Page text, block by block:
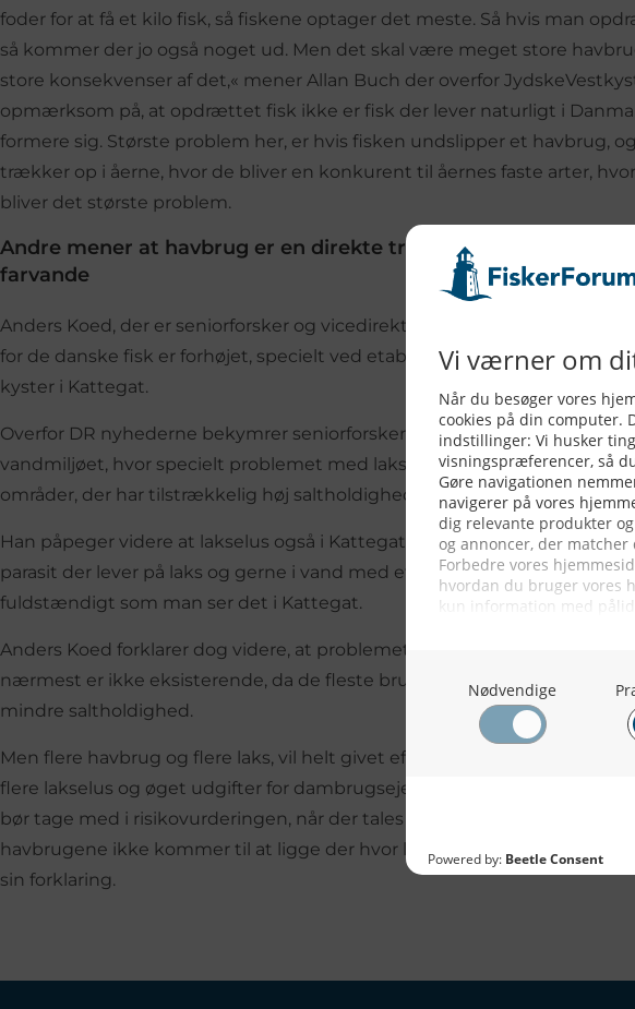
foder for at få et kilo fisk, så fiskene optager det meste. Så hvis man
så kommer der jo også noget ud. Men det skal være meget store
store konsekvenser af det,« mener Allan Buch der overfor
opmærksom på, at opdrættet fisk ikke er fisk der lever naturligt i
formere sig. Største problem her, er hvis fisken undslipper et havbrug,
trækker op i åerne, hvor de bliver en konkurent til åernes faste arter,
bliver det største problem.
Andre mener at havbrug er en direkte trussel mod fiskene i de
farvande
Anders Koed, der er seniorforsker og vicedirektør for DTU Aqua, mener
for de danske fisk er forhøjet, specielt ved etablering af nye havbrug ud
kyster i Kattegat.
Overfor DR nyhederne bekymrer seniorforskeren fra DTU, sig mere om
vandmiljøet, hvor specielt problemet med lakselus kan opstå, hvis
områder, der har tilstrækkelig høj saltholdighed til at lakselusen trives.
Han påpeger videre at lakselus også i Kattegat er en naturligt
parasit der lever på laks og gerne i vand med et saltindhold på mellem
fuldstændigt som man ser det i Kattegat.
Anders Koed forklarer dog videre, at problemet med lakselus i de danske
nærmest er ikke eksisterende, da de fleste brug ligger i de indre
mindre saltholdighed.
Men flere havbrug og flere laks, vil helt givet efter seniorforskeres
flere lakselus og øget udgifter for dambrugsejerne til at bekæmpe dem.
bør tage med i risikovurderingen, når der tales havdambrug. Det
havbrugene ikke kommer til at ligge der hvor lakselusene trives godt,
sin forklaring.